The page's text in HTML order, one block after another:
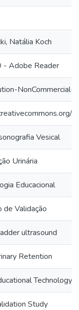
Natália Koch
- Adobe Reader
NonCommercial-
Vesical
Urinária
Educacional
de Validação
ultrasound
Retention
Technology
Study